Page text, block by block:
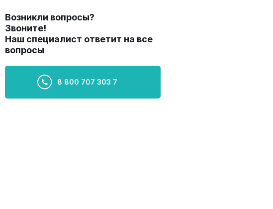
Возникли вопросы?
Звоните!
Наш специалист ответит на все
вопросы
8 800 707 303 7